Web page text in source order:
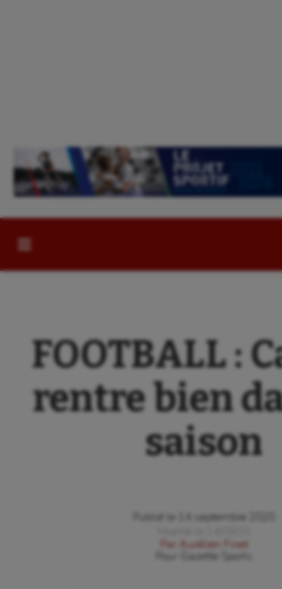
FOOTBALL :
rentre bien
saison
Publié le
14 septembre 2020
Par
Aurélien Finet
Gazette Sports